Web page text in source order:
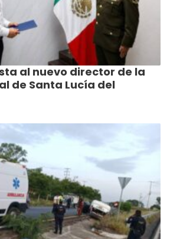
al nuevo director de la
de Santa Lucía del